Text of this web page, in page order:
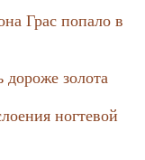
Грас попало в
дороже золота
ногтевой